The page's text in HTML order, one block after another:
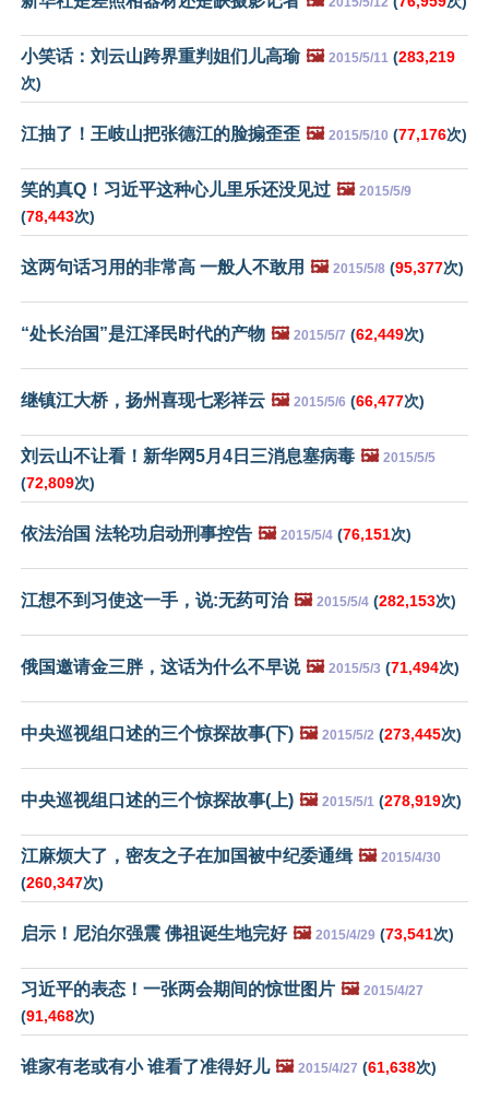
小笑话：刘云山跨界重判姐们儿高瑜 🖼️ 2015/5/11 (283,219
次)
江抽了！王岐山把张德江的脸搧歪歪 🖼️ 2015/5/10 (77,176次)
笑的真Q！习近平这种心儿里乐还没见过 🖼️ 2015/5/9
(78,443次)
这两句话习用的非常高 一般人不敢用 🖼️ 2015/5/8 (95,377次)
“处长治国”是江泽民时代的产物 🖼️ 2015/5/7 (62,449次)
继镇江大桥，扬州喜现七彩祥云 🖼️ 2015/5/6 (66,477次)
刘云山不让看！新华网5月4日三消息塞病毒 🖼️ 2015/5/5
(72,809次)
依法治国 法轮功启动刑事控告 🖼️ 2015/5/4 (76,151次)
江想不到习使这一手，说:无药可治 🖼️ 2015/5/4 (282,153次)
俄国邀请金三胖，这话为什么不早说 🖼️ 2015/5/3 (71,494次)
中央巡视组口述的三个惊探故事(下) 🖼️ 2015/5/2 (273,445次)
中央巡视组口述的三个惊探故事(上) 🖼️ 2015/5/1 (278,919次)
江麻烦大了，密友之子在加国被中纪委通缉 🖼️ 2015/4/30
(260,347次)
启示！尼泊尔强震 佛祖诞生地完好 🖼️ 2015/4/29 (73,541次)
习近平的表态！一张两会期间的惊世图片 🖼️ 2015/4/27
(91,468次)
谁家有老或有小 谁看了准得好儿 🖼️ 2015/4/27 (61,638次)